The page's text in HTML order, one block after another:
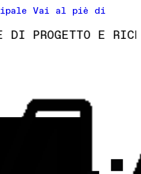
Vai al piè di
PROGETTO E